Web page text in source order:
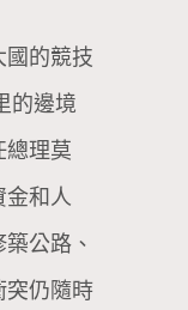
國的競技
的邊境
總理莫
金和人
公路、
突仍隨時